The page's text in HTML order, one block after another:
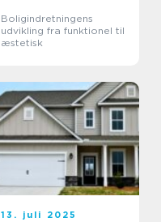
Boligindretningens
udvikling fra funktionel til
æstetisk
13. juli 2025